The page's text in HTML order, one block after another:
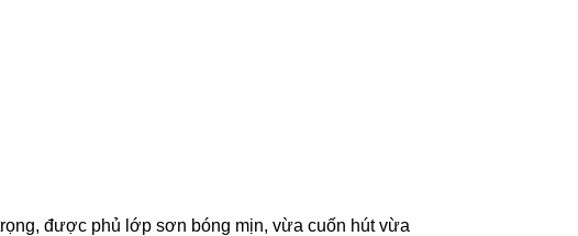
được phủ lớp sơn bóng mịn, vừa cuốn hút vừa